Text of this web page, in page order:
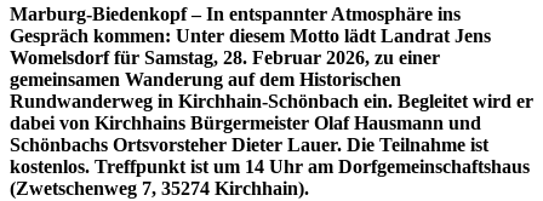
Marburg-Biedenkopf –In entspannter Atmosphäre ins
Gespräch kommen: Unter diesem Motto lädt Landrat Jens
Womelsdorf für Samstag, 28. Februar 2026, zu einer
gemeinsamen Wanderung auf dem Historischen
Rundwanderweg in Kirchhain-Schönbach ein. Begleitet wird er
dabei von Kirchhains Bürgermeister Olaf Hausmann und
Schönbachs Ortsvorsteher Dieter Lauer. Die Teilnahme ist
kostenlos. Treffpunkt ist um 14 Uhr am Dorfgemeinschaftshaus
(Zwetschenweg 7, 35274 Kirchhain).